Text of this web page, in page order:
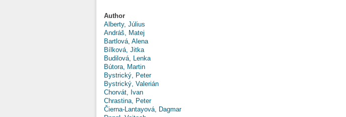
Author
Alberty, Július
Andráš, Matej
Bartlová, Alena
Bílková, Jitka
Budilová, Lenka
Bútora, Martin
Bystrický, Peter
Bystrický, Valerián
Chorvát, Ivan
Chrastina, Peter
Čierna-Lantayová, Dagmar